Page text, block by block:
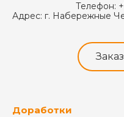
Телефон:
Адрес: г. Набережные
Доработки